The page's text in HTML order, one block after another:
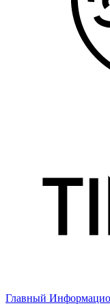
Главный